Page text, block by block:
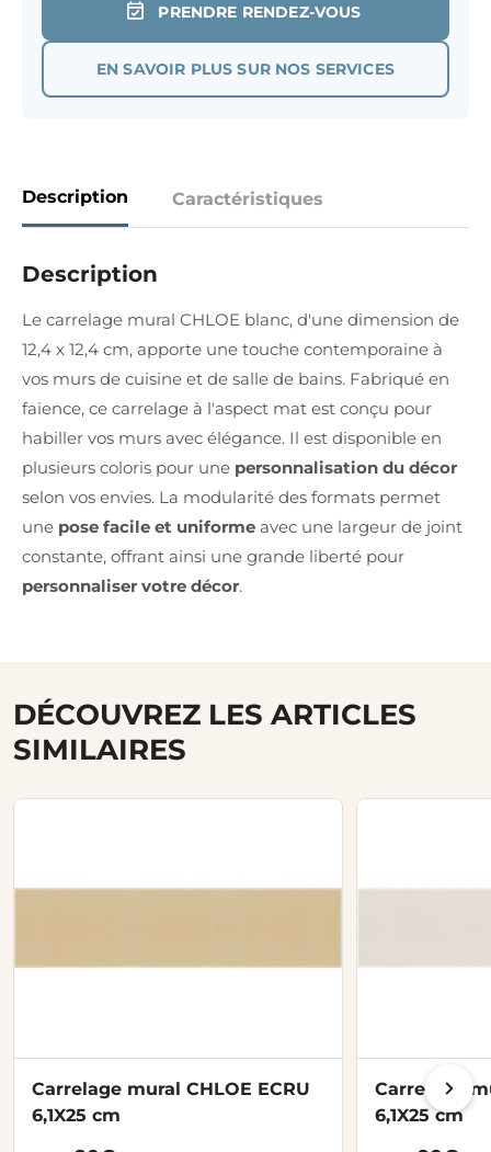
PRENDRE RENDEZ-VOUS
EN SAVOIR PLUS SUR NOS SERVICES
Description Caractéristiques
Description
Le carrelage mural CHLOE blanc, d'une dimension de
12,4 x 12,4 cm, apporte une touche contemporaine à
vos murs de cuisine et de salle de bains. Fabriqué en
faïence, ce carrelage à l'aspect mat est conçu pour
habiller vos murs avec élégance. Il est disponible en
plusieurs coloris pour une personnalisation du décor
selon vos envies. La modularité des formats permet
une pose facile et uniforme avec une largeur de joint
constante, offrant ainsi une grande liberté pour
personnaliser votre décor.
DÉCOUVREZ LES ARTICLES
SIMILAIRES
Carrelage mural CHLOE ECRU
6,1X25 cm
Carrelage
6,1X25 cm